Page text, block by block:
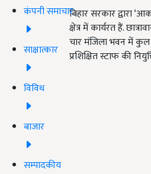
कंपनी समाचार
साक्षात्कार
विविध
बाजार
सम्पादकीय
बिहार सरकार द्वारा
क्षेत्र में कार्यरत हैं.
चार मंजिला भवन में कुल
प्रशिक्षित स्टाफ की